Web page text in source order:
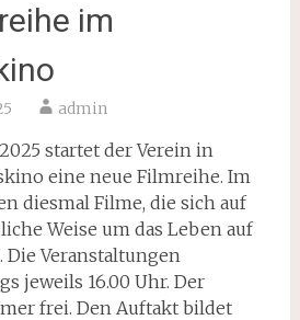
im
admin
startet der Verein in
eine neue Filmreihe. Im
diesmal Filme, die sich auf
Weise um das Leben auf
Veranstaltungen
jeweils 16.00 Uhr. Der
frei. Den Auftakt bildet